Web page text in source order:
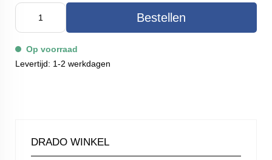
Bestellen
Op voorraad
Levertijd: 1-2 werkdagen
DRADO WINKEL